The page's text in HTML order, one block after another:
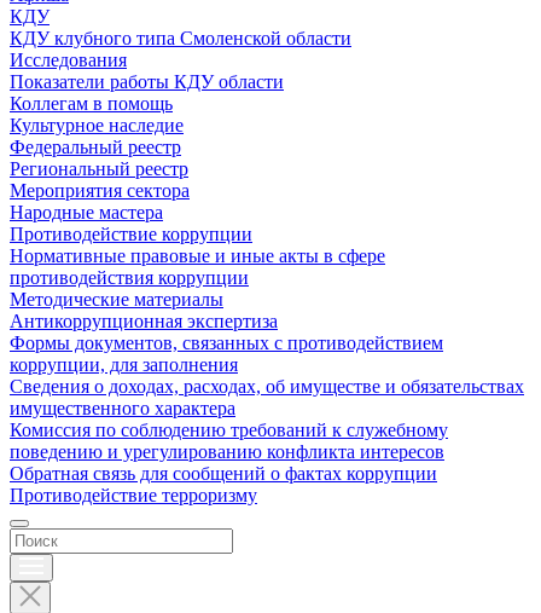
КДУ
КДУ клубного типа Смоленской области
Исследования
Показатели работы КДУ области
Коллегам в помощь
Культурное наследие
Федеральный реестр
Региональный реестр
Мероприятия сектора
Народные мастера
Противодействие коррупции
Нормативные правовые и иные акты в сфере
противодействия коррупции
Методические материалы
Антикоррупционная экспертиза
Формы документов, связанных с противодействием
коррупции, для заполнения
Сведения о доходах, расходах, об имуществе и обязательствах
имущественного характера
Комиссия по соблюдению требований к служебному
поведению и урегулированию конфликта интересов
Обратная связь для сообщений о фактах коррупции
Противодействие терроризму